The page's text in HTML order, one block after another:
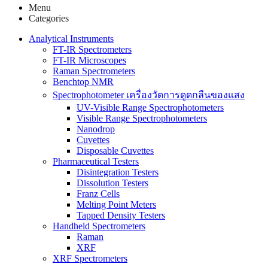
Menu
Categories
Analytical Instruments
FT-IR Spectrometers
FT-IR Microscopes
Raman Spectrometers
Benchtop NMR
Spectrophotometer เครื่องวัดการดูดกลืนของแสง
UV-Visible Range Spectrophotometers
Visible Range Spectrophotometers
Nanodrop
Cuvettes
Disposable Cuvettes
Pharmaceutical Testers
Disintegration Testers
Dissolution Testers
Franz Cells
Melting Point Meters
Tapped Density Testers
Handheld Spectrometers
Raman
XRF
XRF Spectrometers